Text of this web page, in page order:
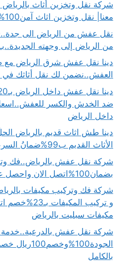
معنا| نقل وتخزين اثاث آمن100%اتصل الان
من الرياض إلى وجهته الجديدة..بـ18%خصم
العفش..نضمن لك نقل أثاثك
ضد الخدش والكسر
داخل الرياض
دينا طش اثاث قديم بالرياض
الأثاث القديم ب99%ضمانُ السرعةِ والأمان
شركة نقل عفش بالرياض..فك
بضمان100%اتصل الان واحصل على خصم40%
شركة فك وتركيب مكيفات
و تركيب
مكيفات سبليت بالرياض
شركة نقل عفش
بالكامل